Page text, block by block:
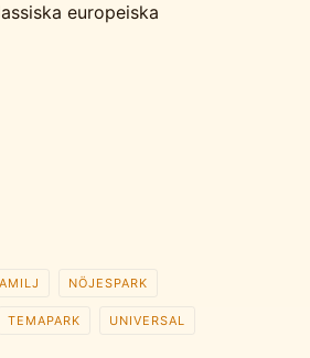
europeiska
NÖJESPARK
TEMAPARK UNIVERSAL